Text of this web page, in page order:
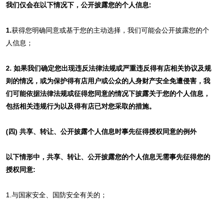
我们仅会在以下情况下，公开披露您的个人信息:
1.获得您明确同意或基于您的主动选择，我们可能会公开披露您的个
人信息；
2. 如果我们确定您出现违反法律法规或严重违反得有店相关协议及规
则的情况，或为保护得有店用户或公众的人身财产安全免遭侵害，我
们可能依据法律法规或征得您同意的情况下披露关于您的个人信息，
包括相关违规行为以及得有店已对您采取的措施。
(四) 共享、转让、公开披露个人信息时事先征得授权同意的例外
以下情形中，共享、转让、公开披露您的个人信息无需事先征得您的
授权同意:
1.与国家安全、国防安全有关的；